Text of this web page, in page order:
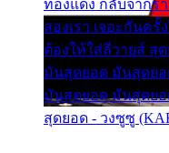
ทองแดง กลับจากร
สองเรา เจอะกันครั้
ต้องให้ใส่ลีวายส์ สุ
มันสุดยอด มันสุดย
มันสุดยอด มันสุดย
สุดยอด - วงซูซู